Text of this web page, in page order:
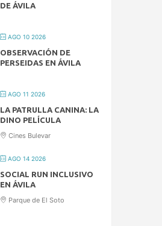
DE ÁVILA
AGO 10 2026
OBSERVACIÓN DE
PERSEIDAS EN ÁVILA
AGO 11 2026
LA PATRULLA CANINA: LA
DINO PELÍCULA
Cines Bulevar
AGO 14 2026
SOCIAL RUN INCLUSIVO
EN ÁVILA
Parque de El Soto